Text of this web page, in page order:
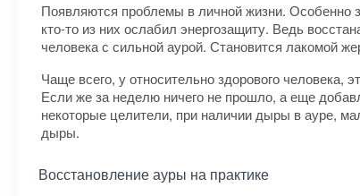
Появляются проблемы в личной жизни. Особенно
кто-то из них ослабил энергозащиту. Ведь
человека с сильной аурой. Становится лакомой
Чаще всего, у относительно здорового
Если же за неделю ничего не прошло, а еще
некоторые целители, при наличии дыры в ауре,
дыры.
Восстановление ауры на практике